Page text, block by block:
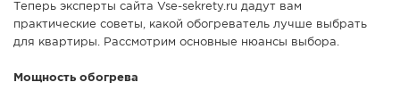
Теперь эксперты сайта Vse-sekrety.ru дадут вам
практические советы, какой обогреватель лучше выбрать
для квартиры. Рассмотрим основные нюансы выбора.
Мощность обогрева